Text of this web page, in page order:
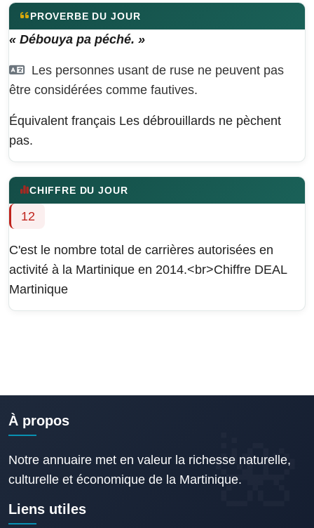
PROVERBE DU JOUR
« Débouya pa péché. »
Les personnes usant de ruse ne peuvent pas
être considérées comme fautives.
Équivalent français Les débrouillards ne pèchent
pas.
CHIFFRE DU JOUR
12
C'est le nombre total de carrières autorisées en
activité à la Martinique en 2014.<br>Chiffre DEAL
Martinique
À propos
Notre annuaire met en valeur la richesse naturelle,
culturelle et économique de la Martinique.
Liens utiles